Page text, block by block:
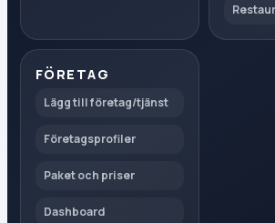
FÖRETAG
Lägg till företag/tjänst
Företagsprofiler
Paket och priser
Dashboard